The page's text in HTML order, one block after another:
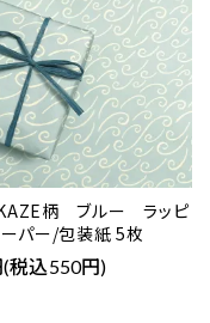
柄 ブルー ラッピ
パー/包装紙 5枚
税込550円)